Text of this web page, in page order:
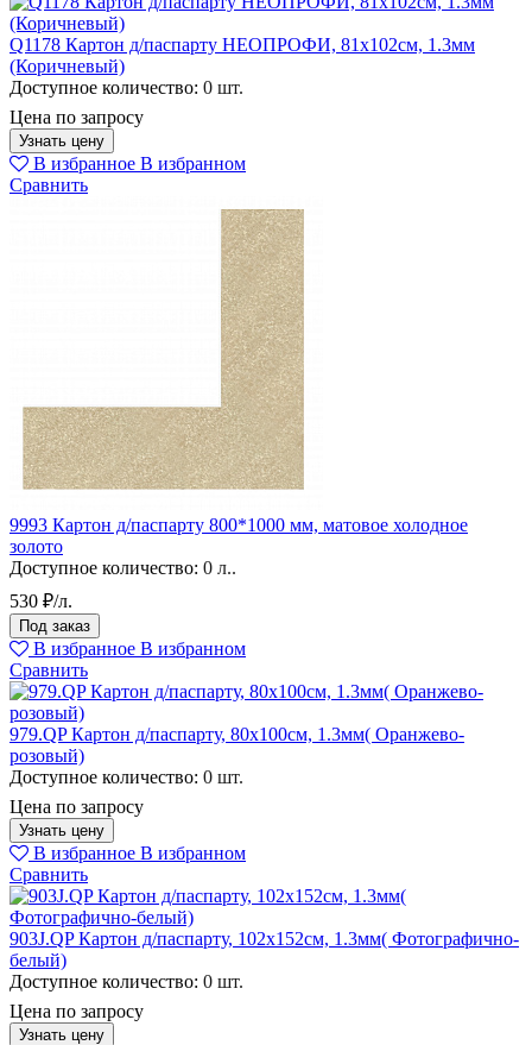
Q1178 Картон д/паспарту НЕОПРОФИ, 81x102см, 1.3мм
(Коричневый)
Доступное количество: 0 шт.
Цена по запросу
Узнать цену
В избранное В избранном
Сравнить
9993 Картон д/паспарту 800*1000 мм, матовое холодное
золото
Доступное количество: 0 л..
530 ₽/л.
Под заказ
В избранное В избранном
Сравнить
979.QP Картон д/паспарту, 80x100см, 1.3мм( Оранжево-
розовый)
Доступное количество: 0 шт.
Цена по запросу
Узнать цену
В избранное В избранном
Сравнить
903J.QP Картон д/паспарту, 102х152см, 1.3мм( Фотографично-
белый)
Доступное количество: 0 шт.
Цена по запросу
Узнать цену